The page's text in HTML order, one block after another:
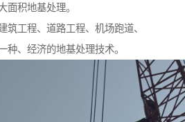
面积地基处理。
筑工程、道路工程、机场跑道、
种、经济的地基处理技术。